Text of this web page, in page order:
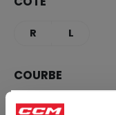
R L
COURBE
28